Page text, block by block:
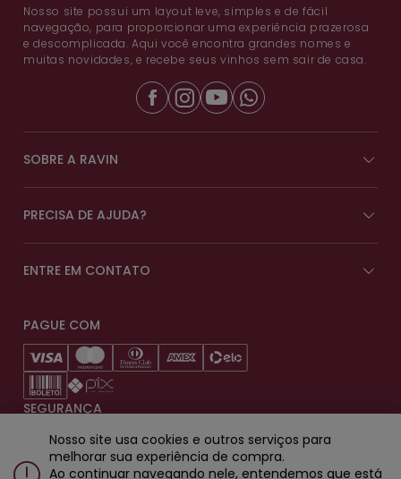
Nosso site possui um layout leve, simples e de fácil
navegação, para proporcionar uma experiência prazerosa
e descomplicada. Aqui você encontra grandes nomes e
muitas novidades, e recebe seus vinhos sem sair de casa.
SOBRE A RAVIN
PRECISA DE AJUDA?
ENTRE EM CONTATO
PAGUE COM
SEGURANÇA
Nosso site usa cookies e outros serviços para
melhorar sua experiência de compra.
Ao continuar navegando nele, entendemos que está